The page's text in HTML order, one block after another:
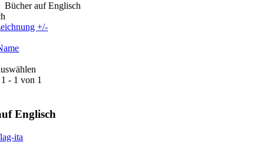
Bücher auf Englisch
+/-
- 1 von 1
Englisch